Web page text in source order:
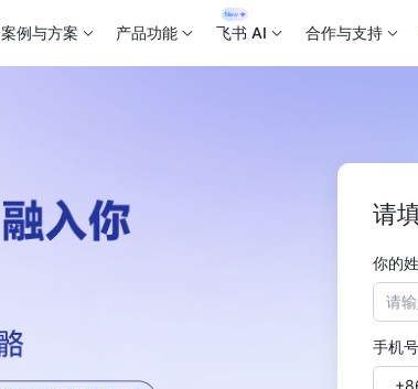
案例与方案 产品功能 飞书 AI 合作与支持
请
你的
手机号